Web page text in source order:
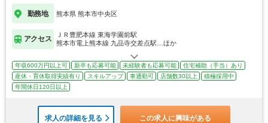
勤務地 熊本県 熊本市中央区
アクセス
ＪＲ豊肥本線 東海学園前駅
熊本市電上熊本線 九品寺交差点駅…ほか
年収600万円以上可 新卒も応募可能 未経験者も応募可能
住宅補助（手当）あり
産休・育休取得実績有り
スキルアップ 車通勤可 店舗数30以上
積極採用中
年間休日120日以上
求人の詳細を見る この求人に興味がある